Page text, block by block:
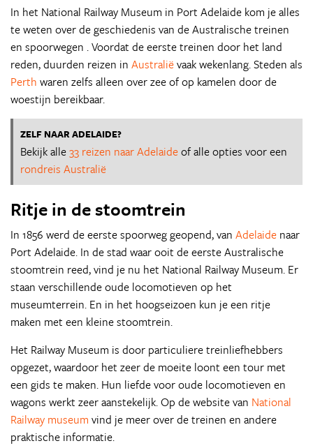
In het National Railway Museum in Port Adelaide kom je alles
te weten over de geschiedenis van de Australische treinen
en spoorwegen . Voordat de eerste treinen door het land
reden, duurden reizen in Australiëvaak wekenlang. Steden als
Perth waren zelfs alleen over zee of op kamelen door de
woestijn bereikbaar.
ZELF NAAR ADELAIDE?
Bekijk alle33 reizen naar Adelaideof alle opties voor een
rondreis Australië
Ritje in de stoomtrein
In 1856 werd de eerste spoorweg geopend, van Adelaide naar
Port Adelaide. In de stad waar ooit de eerste Australische
stoomtrein reed, vind je nu het National Railway Museum. Er
staan verschillende oude locomotieven op het
museumterrein. En in het hoogseizoen kun je een ritje
maken met een kleine stoomtrein.
Het Railway Museum is door particuliere treinliefhebbers
opgezet, waardoor het zeer de moeite loont een tour met
een gids te maken. Hun liefde voor oude locomotieven en
wagons werkt zeer aanstekelijk. Op de website van National
Railway museum vind je meer over de treinen en andere
praktische informatie.